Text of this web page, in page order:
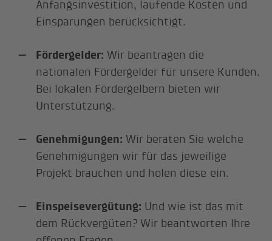
Anfangsinvestition, laufende Kosten und
Einsparungen berücksichtigt.
Fördergelder: Wir beantragen die
nationalen Fördergelder für unsere Kunden.
Bei lokalen Fördergelbern bieten wir
Unterstützung.
Genehmigungen: Wir beraten Sie welche
Genehmigungen wir für das jeweilige
Projekt brauchen und holen diese ein.
Einspeisevergütung: Und wie ist das mit
dem Rückvergüten? Wir beantworten Ihre